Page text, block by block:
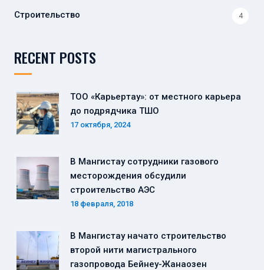
Строительство 4
RECENT POSTS
ТОО «Карьертау»: от местного карьера
до подрядчика ТШО
17 октября, 2024
В Мангистау сотрудники газового
месторождения обсудили
строительство АЭС
18 февраля, 2018
В Мангистау начато строительство
второй нити магистрального
газопровода Бейнеу-Жанаозен